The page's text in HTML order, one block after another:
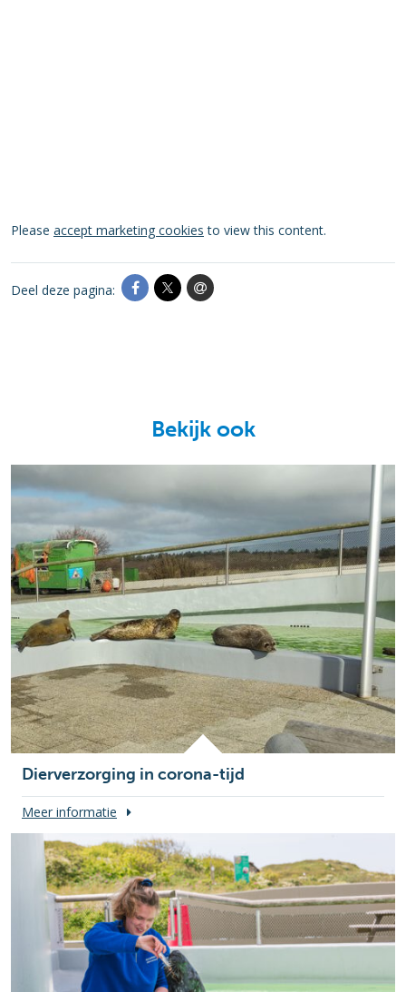
Please accept marketing cookies to view this content.
Deel deze pagina:
Bekijk ook
Dierverzorging in corona-tijd
Meer informatie